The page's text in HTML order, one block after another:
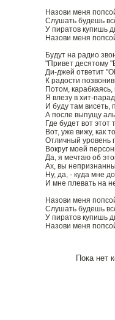
Назови меня
Слушать будешь
У пиратов купишь
Назови меня
Будут на радио
"Привет десятому
Ди-джей ответит
К радости
Потом,
Я влезу в хит-
И буду там висеть,
А после выпущу
Где будет вот этот
Вот, уже вижу, как
Отличный уровень
Вокруг моей
Да, я мечтаю об
Ах, вы
Ну, да, - куда мне
И мне плевать на
Назови меня
Слушать будешь
У пиратов купишь
Назови меня
Пока нет